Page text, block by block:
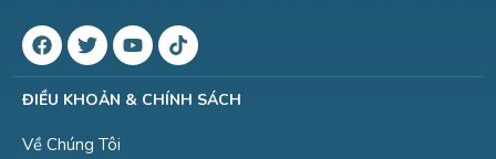
ĐIỀU KHOẢN & CHÍNH SÁCH
Về Chúng Tôi